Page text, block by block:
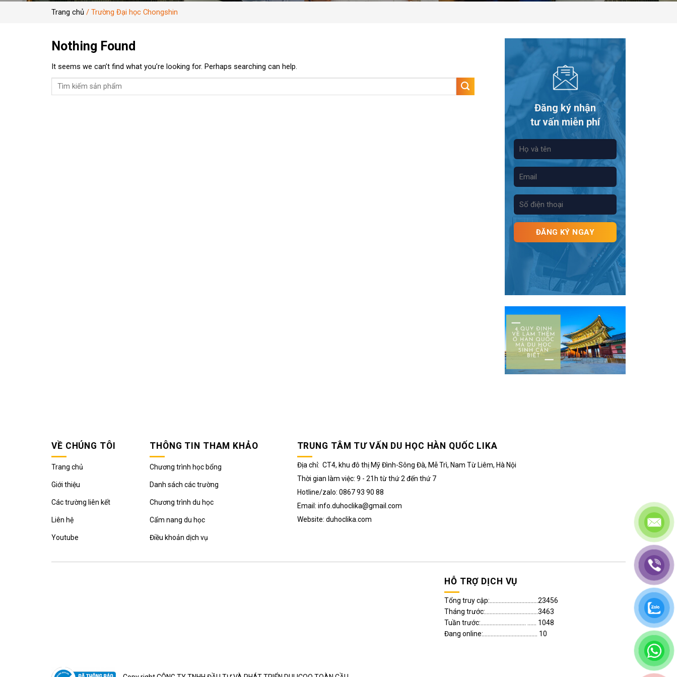
Trang chủ / Trường Đại học Chongshin
Nothing Found
It seems we can’t find what you’re looking for. Perhaps searching can help.
Đăng ký nhận
tư vấn miễn phí
VỀ CHÚNG TÔI
Trang chủ
Giới thiệu
Các trường liên kết
Liên hệ
Youtube
THÔNG TIN THAM KHẢO
Chương trình học bổng
Danh sách các trường
Chương trình du học
Cẩm nang du học
Điều khoản dịch vụ
TRUNG TÂM TƯ VẤN DU HỌC HÀN QUỐC LIKA
Địa chỉ: CT4, khu đô thị Mỹ Đình-Sông Đà, Mễ Trì, Nam Từ Liêm, Hà Nội
Thời gian làm việc: 9 - 21h từ thứ 2 đến thứ 7
Hotline/zalo: 0867 93 90 88
Email: info.duhoclika@gmail.com
Website: duhoclika.com
HỖ TRỢ DỊCH VỤ
Tổng truy cập:................................23456
Tháng trước:...................................3463
Tuần trước:.............................. ...... 1048
Đang online:.................................... 10